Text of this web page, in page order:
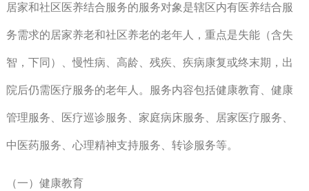
居家和社区医养结合服务的服务对象是辖区内有医养结合服
务需求的居家养老和社区养老的老年人，重点是失能（含失
智，下同）、慢性病、高龄、残疾、疾病康复或终末期，出
院后仍需医疗服务的老年人。服务内容包括健康教育、健康
管理服务、医疗巡诊服务、家庭病床服务、居家医疗服务、
中医药服务、心理精神支持服务、转诊服务等。
（一）健康教育